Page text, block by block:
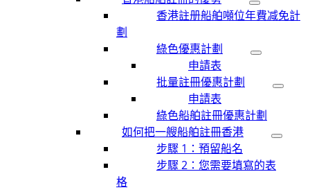
香港註册船舶噸位年費减免計
劃
綠色優惠計劃
申請表
批量註冊優惠計劃
申請表
綠色船舶註冊優惠計劃
如何把一艘船舶註冊香港
步驟 1：預留船名
步驟 2：您需要填寫的表
格